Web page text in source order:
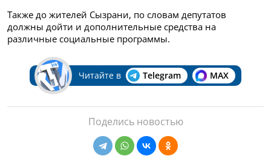
Также до жителей Сызрани, по словам депутатов
должны дойти и дополнительные средства на
различные социальные программы.
Читайте в Telegram MAX
Поделись новостью